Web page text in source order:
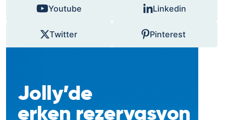
Youtube Linkedin
Twitter Pinterest